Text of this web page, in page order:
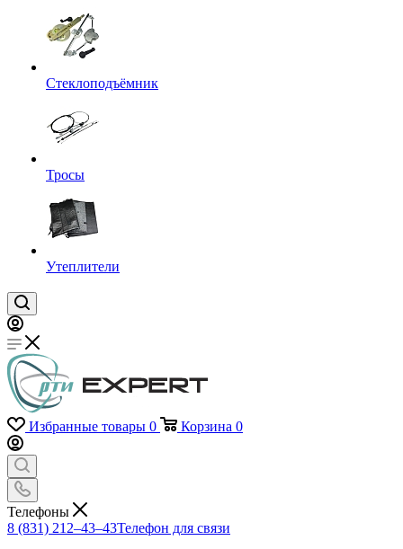
Стеклоподъёмник
Тросы
Утеплители
Избранные товары 0 Корзина 0
Телефоны
8 (831) 212–43–43Телефон для связи